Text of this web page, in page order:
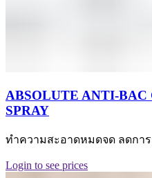
ABSOLUTE ANTI-
SPRAY
ทำความสะอาดหมดจด ลดกา
Login to see prices